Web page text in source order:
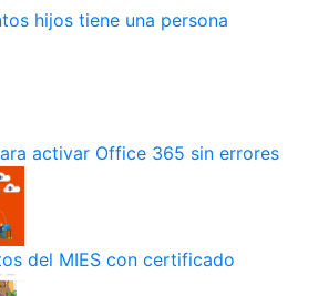
hijos tiene una persona
activar Office 365 sin errores
del MIES con certificado